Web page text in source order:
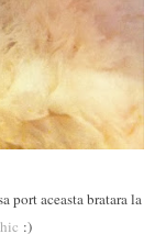
port aceasta bratara la
:)